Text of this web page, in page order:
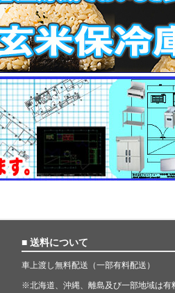
■ 送料について
車上渡し無料配送（一部有料配送）
※北海道、沖縄、離島及び一部地域は有